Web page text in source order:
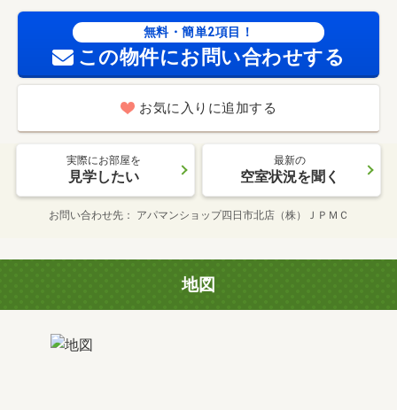
無料・簡単2項目！
この物件にお問い合わせする
お気に入りに追加する
実際にお部屋を
見学したい
最新の
空室状況を聞く
お問い合わせ先 アパマンショップ四日市北店（株）ＪＰＭＣ
地図